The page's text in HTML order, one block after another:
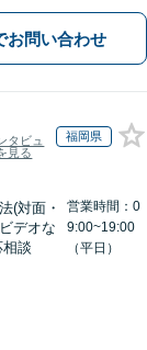
お問い合わせ
タビュ
見る
福岡県
(対面・
デオな
相談
営業時間：0
9:00~19:00
（平日）